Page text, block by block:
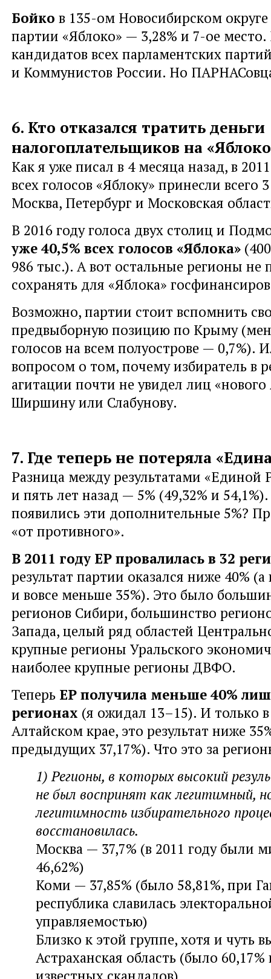
Бойко в 135-ом Новосибирском
партии «Яблоко» — 3,28% и 7-ое
кандидатов всех парламентских
и Коммунистов России. Но
6. Кто отказался тратить деньги
налогоплательщиков на
Как я уже писал в 4 месяца назад, в
всех голосов «Яблоку» принесли всего
Москва, Петербург и Московская
В 2016 году голоса двух столиц и
уже 40,5% всех голосов «Яблока»
986 тыс.). А вот остальные регионы не
сохранять для «Яблока»
Возможно, партии стоит вспомнить
предвыборную позицию по Крыму
голосов на всем полуострове — 0,7%).
вопросом о том, почему избиратель в
агитации почти не увидел лиц
Ширшину или Слабунову.
7. Где теперь не потеряла
Разница между результатами «Единой
и пять лет назад — 5% (49,32% и
появились эти дополнительные 5%?
«от противного».
В 2011 году ЕР провалилась в 32
результат партии оказался ниже 40%
и вовсе меньше 35%). Это было
регионов Сибири, большинство
Запада, целый ряд областей
крупные регионы Уральского
наиболее крупные регионы ДВФО.
Теперь ЕР получила меньше 40%
регионах (я ожидал 13–15). И только
Алтайском крае, это результат ниже
предыдущих 37,17%). Что это за
1) Регионы, в которых высокий
не был воспринят как легитимный,
легитимность избирательного
восстановилась.
Москва — 37,7% (в 2011 году были
46,62%)
Коми — 37,85% (было 58,81%, при
республика славилась
управляемостью)
Близко к этой группе, хотя и чуть
Астраханская область (было